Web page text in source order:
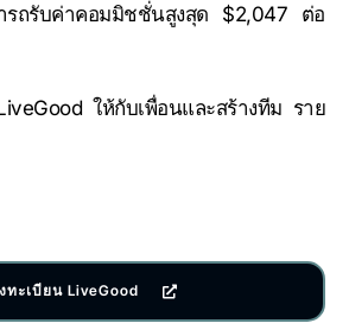
รถรับค่าคอมมิชชั่นสูงสุด $2,047 ต่อ
ให้กับเพื่อนและสร้างทีม ราย
ทะเบียน LiveGood